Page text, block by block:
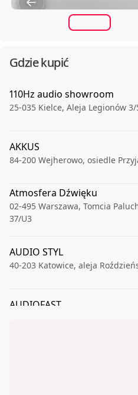
Gdzie kupić
110Hz audio showroom
25-035 Kielce, Aleja Legionów 3/
AKKUS
84-200 Wejherowo, osiedle
Atmosfera Dźwięku
02-495 Warszawa, Tomcia
37/U3
AUDIO STYL
40-203 Katowice, aleja
AUDIOFAST